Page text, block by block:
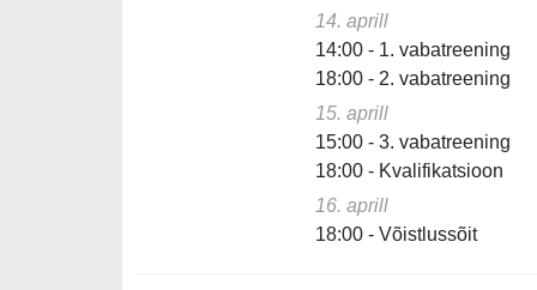
14. aprill
14:00 - 1. vabatreening
18:00 - 2. vabatreening
15. aprill
15:00 - 3. vabatreening
18:00 - Kvalifikatsioon
16. aprill
18:00 - Võistlussõit